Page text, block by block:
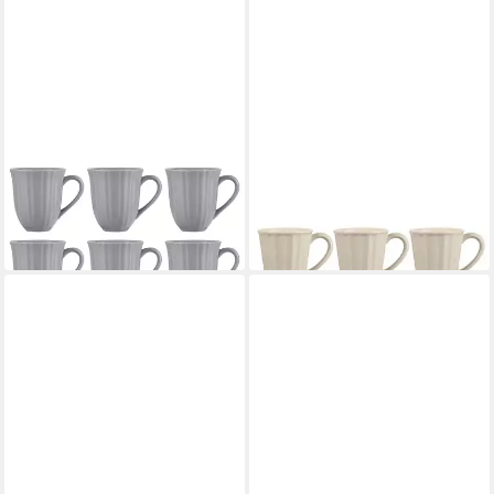
IB LAURSEN
Tasse Mynte
37,50 €
in 2-3 Werktagen bei dir
28,50 €
in 2-3 Werktagen bei dir